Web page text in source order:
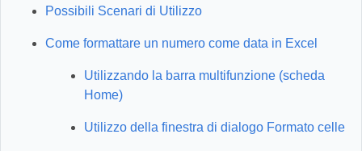
Possibili Scenari di Utilizzo
Come formattare un numero come data in Excel
Utilizzando la barra multifunzione (scheda
Home)
Utilizzo della finestra di dialogo Formato celle